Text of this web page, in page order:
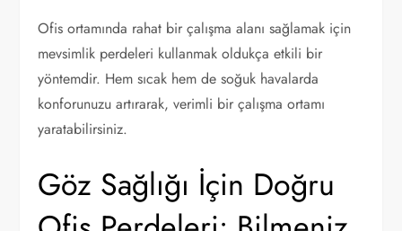
Ofis ortamında rahat bir çalışma alanı sağlamak için
mevsimlik perdeleri kullanmak oldukça etkili bir
yöntemdir. Hem sıcak hem de soğuk havalarda
konforunuzu artırarak, verimli bir çalışma ortamı
yaratabilirsiniz.
Göz Sağlığı İçin Doğru